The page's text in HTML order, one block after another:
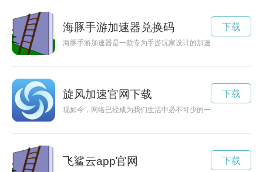
海豚手游加速器兑换码
海豚手游加速器是一款专为手游玩家设计的加速器，可有效提
下载
旋风加速官网下载
现如今，网络已经成为我们生活中必不可少的一部分，然而网
下载
飞鲨云app官网 下载